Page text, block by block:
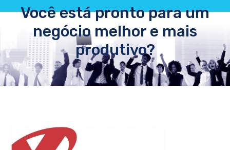
Você está pronto para um
negócio melhor e mais
produtivo?